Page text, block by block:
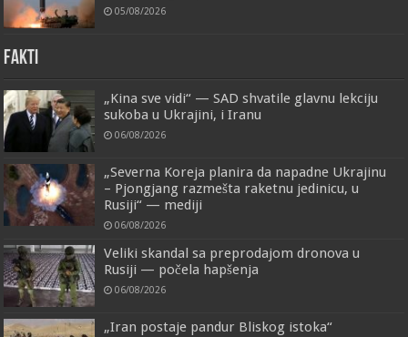
05/08/2026
FAKTI
„Kina sve vidi“ — SAD shvatile glavnu lekciju
sukoba u Ukrajini, i Iranu
06/08/2026
„Severna Koreja planira da napadne Ukrajinu
– Pjongjang razmešta raketnu jedinicu, u
Rusiji“ — mediji
06/08/2026
Veliki skandal sa preprodajom dronova u
Rusiji — počela hapšenja
06/08/2026
„Iran postaje pandur Bliskog istoka“